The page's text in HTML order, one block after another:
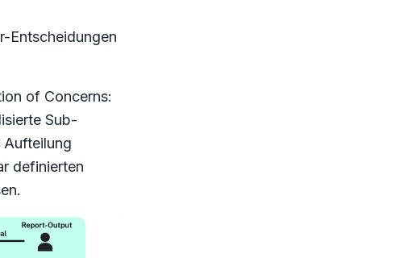
Entscheidungen
of Concerns:
Sub-
definierten